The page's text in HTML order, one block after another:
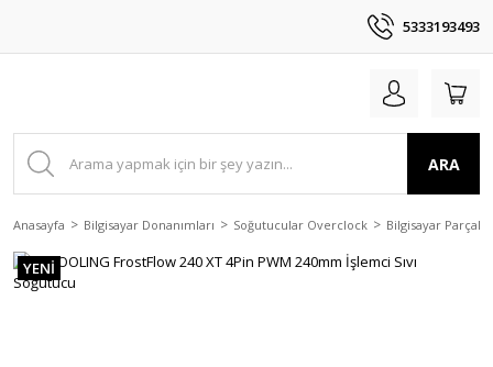
5333193493
ARA
Anasayfa Bilgisayar Donanımları Soğutucular Overclock Bilgisayar
YENİ